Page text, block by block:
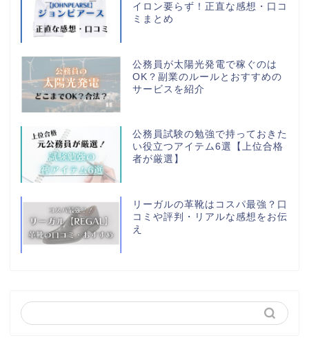
イロン要らず！正直な感想・口コ
ミまとめ
公務員が太陽光発電で稼ぐのは
OK？副業のルールとおすすめの
サービスを紹介
公務員試験の勉強で持っておきた
い役立つアイテム6選【上位合格
者が厳選】
リーガルの革靴はコスパ最強？口
コミや評判・リアルな感想をお伝
え